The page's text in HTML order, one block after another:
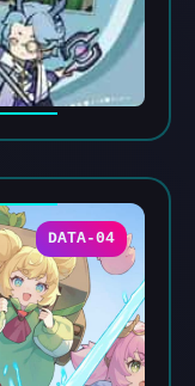
DATA-04